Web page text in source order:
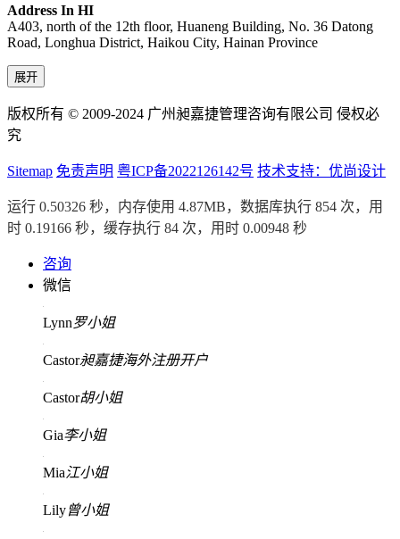
Address In HI
A403, north of the 12th floor, Huaneng Building, No. 36 Datong
Road, Longhua District, Haikou City, Hainan Province
展开
版权所有 © 2009-2024 广州昶嘉捷管理咨询有限公司 侵权必
究
Sitemap 免责声明 粤ICP备2022126142号 技术支持：优尚设计
运行 0.50326 秒，内存使用 4.87MB，数据库执行 854 次，用
时 0.19166 秒，缓存执行 84 次，用时 0.00948 秒
咨询
微信
Lynn罗小姐
Castor昶嘉捷海外注册开户
Castor胡小姐
Gia李小姐
Mia江小姐
Lily曾小姐